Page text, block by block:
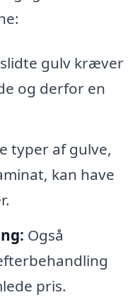
gulv kræver
og derfor en
typer af gulve,
kan have
Også
pris.